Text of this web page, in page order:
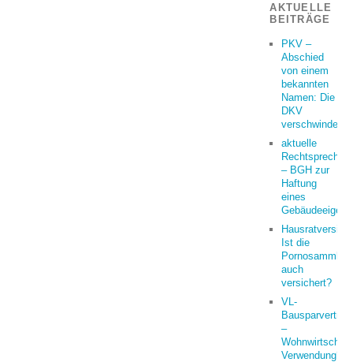
AKTUELLE
BEITRÄGE
PKV –
Abschied
von einem
bekannten
Namen: Die
DKV
verschwindet
aktuelle
– BGH zur
Haftung
eines
Ist die
auch
versichert?
VL-
Bausparvertrag
–
Verwendung?